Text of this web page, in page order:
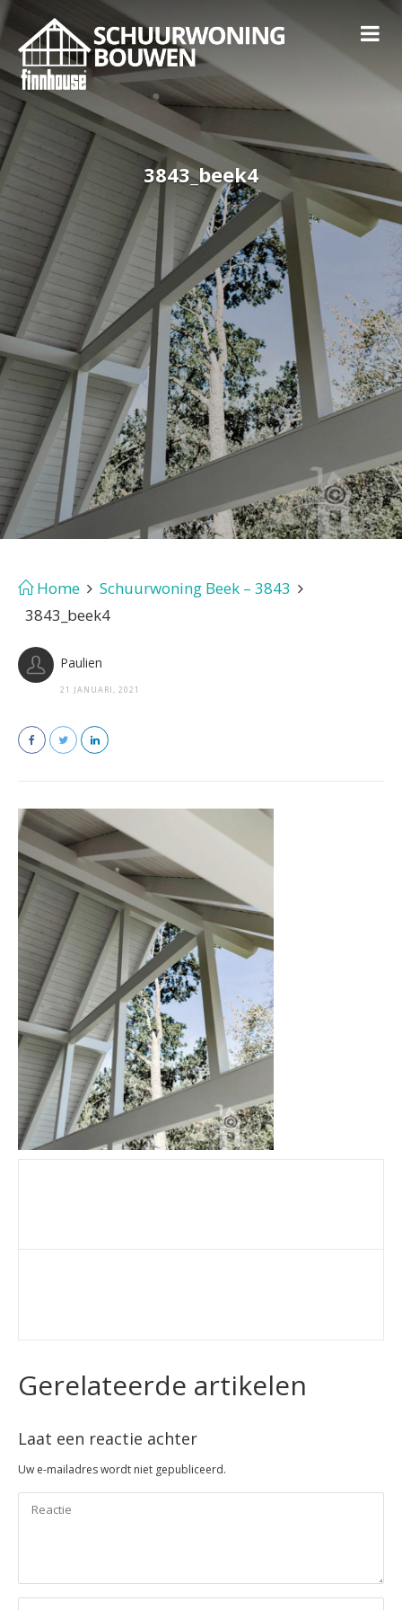
3843_beek4
Home
Schuurwoning Beek – 3843
3843_beek4
Paulien
21 JANUARI, 2021
Gerelateerde artikelen
Laat een reactie achter
Uw e-mailadres wordt niet gepubliceerd.